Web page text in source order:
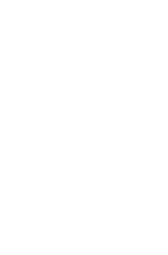
saúde mental
apoia famílias após
reforçam cooperação em